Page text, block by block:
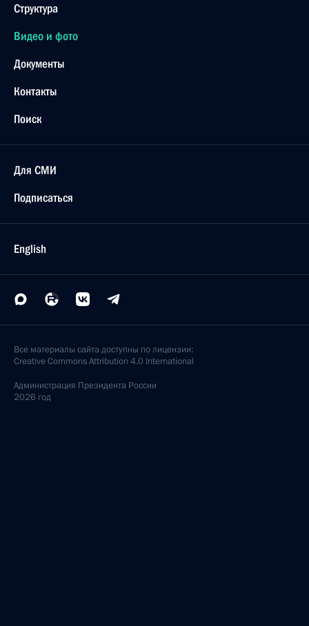
Структура
Видео и фото
Документы
Контакты
Поиск
Для СМИ
Подписаться
English
Все материалы сайта доступны по лицензии:
Creative Commons Attribution 4.0 International
Администрация Президента России
2026 год